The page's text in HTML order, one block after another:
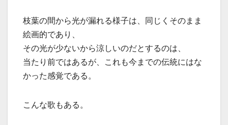
枝葉の間から光が漏れる様子は、同じくそのまま
絵画的であり、
その光が少ないから涼しいのだとするのは、
当たり前ではあるが、これも今までの伝統にはな
かった感覚である。
こんな歌もある。